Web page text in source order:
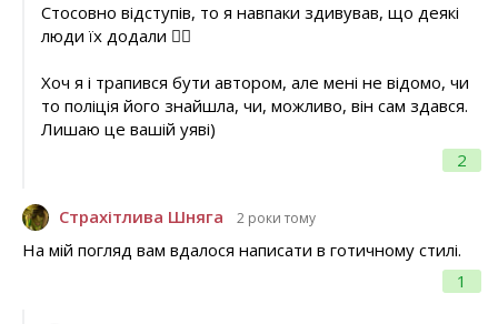
2
Стосовно відступів, то я навпаки здивував, що деякі
люди їх додали 🤷‍♂️
Хоч я і трапився бути автором, але мені не відомо, чи
то поліція його знайшла, чи, можливо, він сам здався.
Лишаю це вашій уяві)
Страхітлива Шняга 2 роки тому
1
На мій погляд вам вдалося написати в готичному стилі.